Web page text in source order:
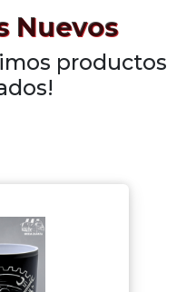
Nuevos
productos